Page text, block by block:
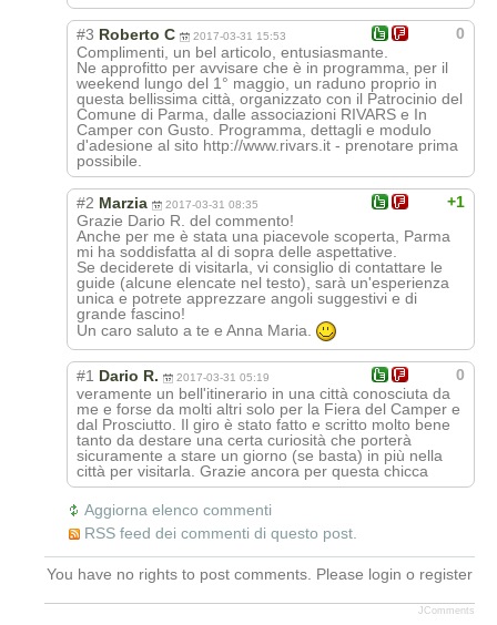
0
#3 Roberto C 2017-03-31 15:53
Complimenti, un bel articolo, entusiasmante.
Ne approfitto per avvisare che è in programma, per il
weekend lungo del 1° maggio, un raduno proprio in
questa bellissima città, organizzato con il Patrocinio del
Comune di Parma, dalle associazioni RIVARS e In
Camper con Gusto. Programma, dettagli e modulo
d'adesione al sito http://www.rivars.it - prenotare prima
possibile.
+1
#2 Marzia 2017-03-31 08:35
Grazie Dario R. del commento!
Anche per me è stata una piacevole scoperta, Parma
mi ha soddisfatta al di sopra delle aspettative.
Se deciderete di visitarla, vi consiglio di contattare le
guide (alcune elencate nel testo), sarà un'esperienza
unica e potrete apprezzare angoli suggestivi e di
grande fascino!
Un caro saluto a te e Anna Maria.
0
#1 Dario R. 2017-03-31 05:19
veramente un bell'itinerario in una città conosciuta da
me e forse da molti altri solo per la Fiera del Camper e
dal Prosciutto. Il giro è stato fatto e scritto molto bene
tanto da destare una certa curiosità che porterà
sicuramente a stare un giorno (se basta) in più nella
città per visitarla. Grazie ancora per questa chicca
Aggiorna elenco commenti
RSS feed dei commenti di questo post.
You have no rights to post comments. Please login o register
JComments